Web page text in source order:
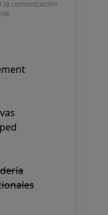
la comunicación